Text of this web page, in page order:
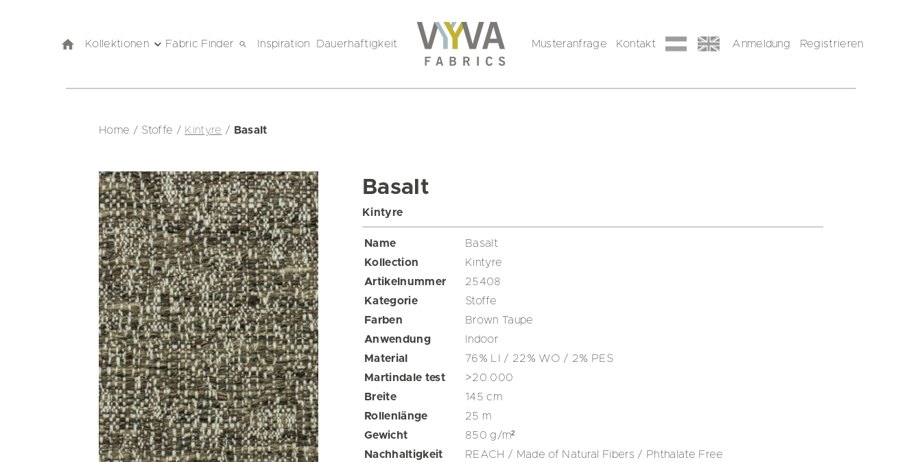
Kollektionen Fabric Finder Inspiration Dauerhaftigkeit Musteranfrage Kontakt Anmeldung Registrieren
Home / Stoffe / Kintyre / Basalt
Basalt
Kintyre
Name
Basalt
Kollection
Kintyre
Artikelnummer
25408
Kategorie
Stoffe
Farben
Brown Taupe
Anwendung
Indoor
Material
76% LI / 22% WO / 2% PES
Martindale test
>20.000
Breite
145cm
Rollenlänge
25 m
Gewicht
850g/m²
Nachhaltigkeit
REACH / Made of Natural Fibers / Phthalate Free